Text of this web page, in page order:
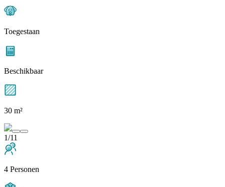
Toegestaan
Beschikbaar
30 m²
1/11
4 Personen